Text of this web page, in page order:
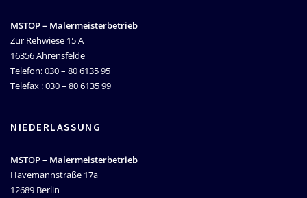
MSTOP – Malermeisterbetrieb
Zur Rehwiese 15 A
16356 Ahrensfelde
Telefon: 030 – 80 6135 95
Telefax : 030 – 80 6135 99
NIEDERLASSUNG
MSTOP – Malermeisterbetrieb
Havemannstraße 17a
12689 Berlin